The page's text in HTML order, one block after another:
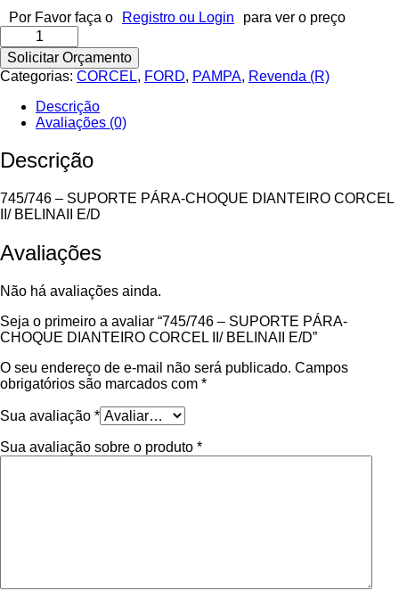
Por Favor faça o Registro ou Login
para ver o preço
745/746
-
SUPORTE
PÁRA-
DIANTEIRO
CORCEL
BELINAII
quantidade
Solicitar Orçamento
Categorias: CORCEL, FORD, PAMPA, Revenda (R)
Descrição
Avaliações (0)
Descrição
745/746 – SUPORTE PÁRA-CHOQUE DIANTEIRO CORCEL
II/ BELINAII E/D
Avaliações
Não há avaliações ainda.
Seja o primeiro a avaliar “745/746 – SUPORTE PÁRA-
CHOQUE DIANTEIRO CORCEL II/ BELINAII E/D”
O seu endereço de e-mail não será publicado. Campos
obrigatórios são marcados com *
Sua avaliação *
Sua avaliação sobre o produto *